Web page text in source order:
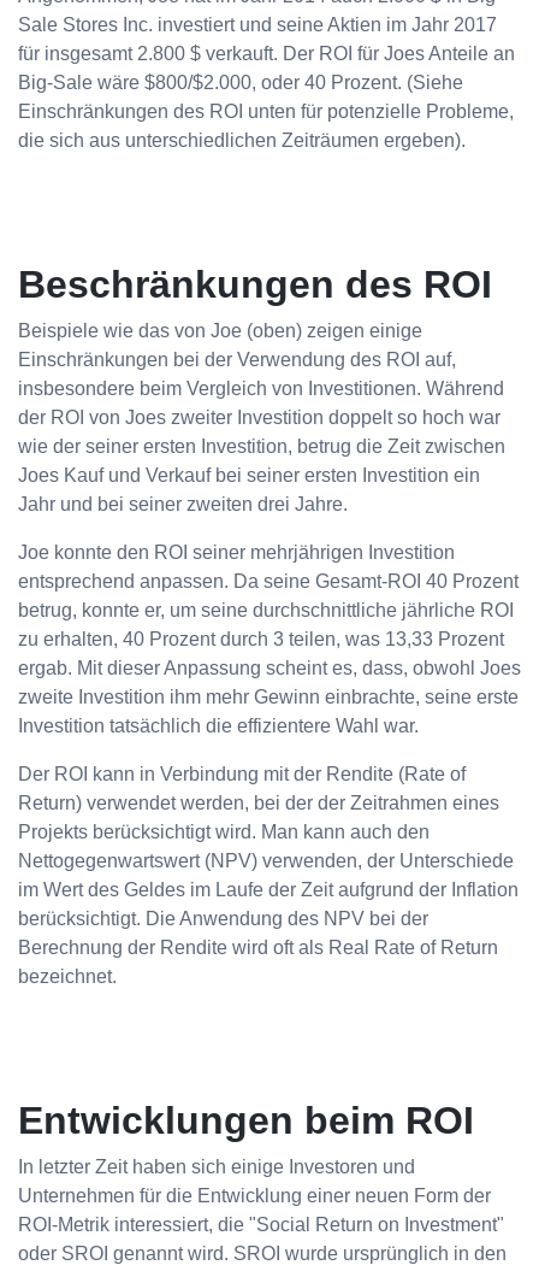
Sale Stores Inc. investiert und seine Aktien im Jahr 2017
für insgesamt 2.800 $ verkauft. Der ROI für Joes Anteile an
Big-Sale wäre $800/$2.000, oder 40 Prozent. (Siehe
Einschränkungen des ROI unten für potenzielle Probleme,
die sich aus unterschiedlichen Zeiträumen ergeben).
Beschränkungen des ROI
Beispiele wie das von Joe (oben) zeigen einige
Einschränkungen bei der Verwendung des ROI auf,
insbesondere beim Vergleich von Investitionen. Während
der ROI von Joes zweiter Investition doppelt so hoch war
wie der seiner ersten Investition, betrug die Zeit zwischen
Joes Kauf und Verkauf bei seiner ersten Investition ein
Jahr und bei seiner zweiten drei Jahre.
Joe konnte den ROI seiner mehrjährigen Investition
entsprechend anpassen. Da seine Gesamt-ROI 40 Prozent
betrug, konnte er, um seine durchschnittliche jährliche ROI
zu erhalten, 40 Prozent durch 3 teilen, was 13,33 Prozent
ergab. Mit dieser Anpassung scheint es, dass, obwohl Joes
zweite Investition ihm mehr Gewinn einbrachte, seine erste
Investition tatsächlich die effizientere Wahl war.
Der ROI kann in Verbindung mit der Rendite (Rate of
Return) verwendet werden, bei der der Zeitrahmen eines
Projekts berücksichtigt wird. Man kann auch den
Nettogegenwartswert (NPV) verwenden, der Unterschiede
im Wert des Geldes im Laufe der Zeit aufgrund der Inflation
berücksichtigt. Die Anwendung des NPV bei der
Berechnung der Rendite wird oft als Real Rate of Return
bezeichnet.
Entwicklungen beim ROI
In letzter Zeit haben sich einige Investoren und
Unternehmen für die Entwicklung einer neuen Form der
ROI-Metrik interessiert, die "Social Return on Investment"
oder SROI genannt wird. SROI wurde ursprünglich in den